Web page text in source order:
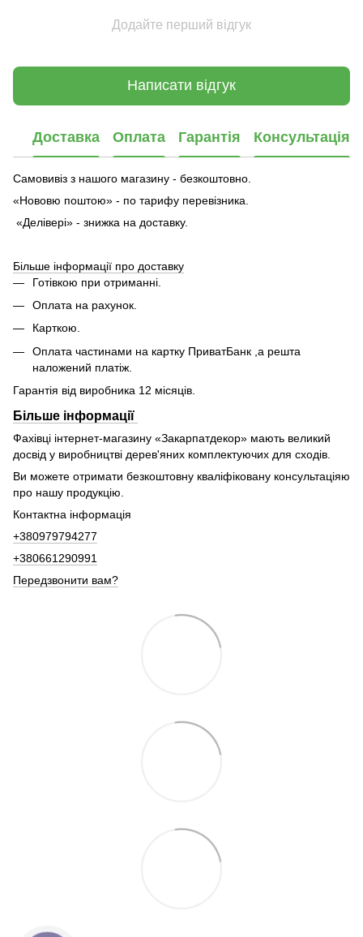
Додайте перший відгук
Написати відгук
Доставка Оплата Гарантія Консультація
Самовивіз з нашого магазину - безкоштовно.
«Нововю поштою» - по тарифу перевізника.
«Делівері» - знижка на доставку.
Більше інформації про доставку
Готівкою при отриманні.
Оплата на рахунок.
Карткою.
Оплата частинами на картку ПриватБанк ,а решта
наложений платіж.
Гарантія від виробника 12 місяців.
Більше інформації
Фахівці інтернет-магазину «Закарпатдекор» мають великий
досвід у виробництві дерев'яних комплектуючих для сходів.
Ви можете отримати безкоштовну кваліфіковану консультаціяю
про нашу продукцію.
Контактна інформація
+380979794277
+380661290991
Передзвонити вам?